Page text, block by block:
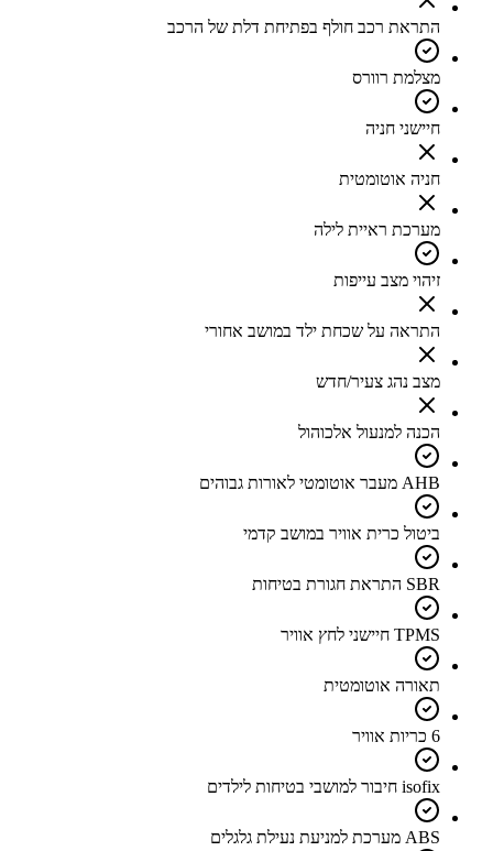
התראת רכב חולף בפתיחת דלת של הרכב
מצלמת רוורס
חיישני חניה
חניה אוטומטית
מערכת ראיית לילה
זיהוי מצב עייפות
התראה על שכחת ילד במושב אחורי
מצב נהג צעיר/חדש
הכנה למנעול אלכוהול
AHB מעבר אוטומטי לאורות גבוהים
ביטול כרית אוויר במושב קדמי
SBR התראת חגורת בטיחות
TPMS חיישני לחץ אוויר
תאורה אוטומטית
6 כריות אוויר
isofix חיבור למושבי בטיחות לילדים
ABS מערכת למניעת נעילת גלגלים